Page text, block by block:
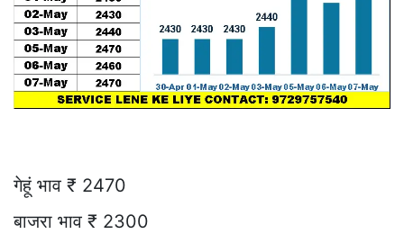
गेहूं भाव ₹ 2470
बाजरा भाव ₹ 2300